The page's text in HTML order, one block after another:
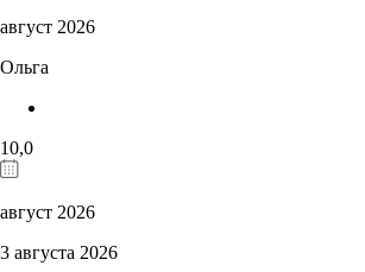
август 2026
Ольга
10,0
август 2026
3 августа 2026